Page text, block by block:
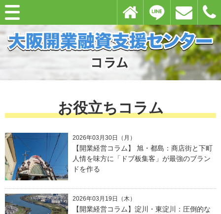
お役立ちコラム
2026年03月30日（月）
【開業経営コラム】 旭・都島：商店街と下町
人情を味方に「ドブ板集客」が最強のブラン
ドを作る
2026年03月19日（木）
【開業経営コラム】淀川・東淀川：圧倒的な